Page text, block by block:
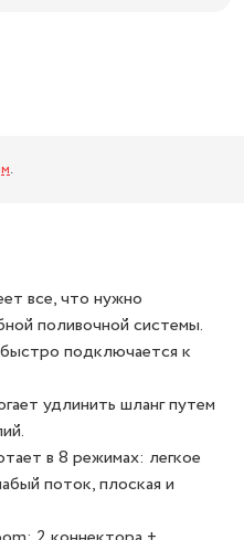
.
все, что нужно
поливочной системы.
подключается к
удлинить шланг путем
в 8 режимах: легкое
поток, плоская и